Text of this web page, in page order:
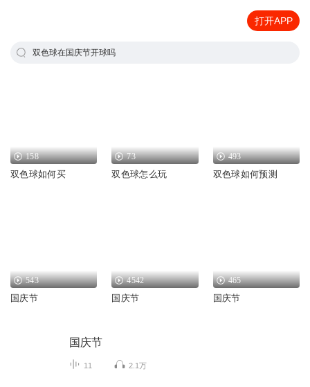
打开APP
双色球在国庆节开球吗
158
双色球如何买
73
双色球怎么玩
493
双色球如何预测
543
国庆节
4542
国庆节
465
国庆节
国庆节
11 2.1万